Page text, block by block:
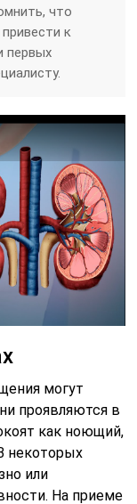
что
к
первых
могут
проявляются в
как ноющий,
некоторых
или
На приеме